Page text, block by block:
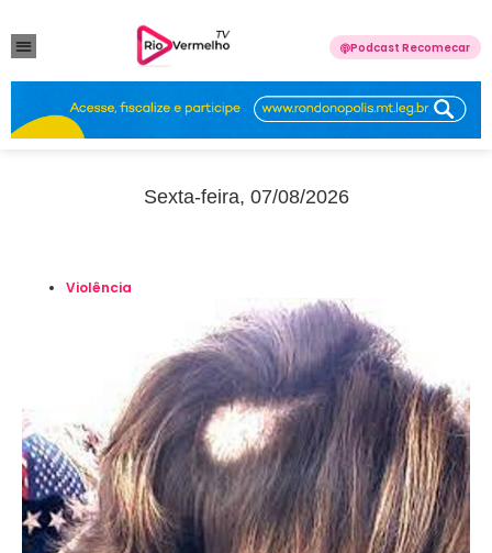
Podcast Recomecar
Sexta-feira, 07/08/2026
Violência